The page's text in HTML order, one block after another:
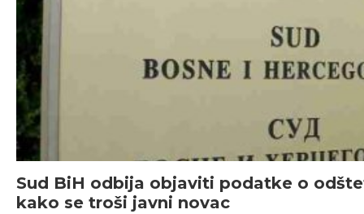
Sud BiH odbija objaviti podatke o
kako se troši javni novac